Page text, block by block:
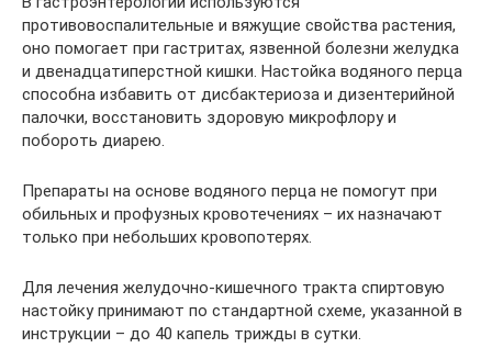
противовоспалительные и вяжущие свойства растения,
оно помогает при гастритах, язвенной болезни желудка
и двенадцатиперстной кишки. Настойка водяного перца
способна избавить от дисбактериоза и дизентерийной
палочки, восстановить здоровую микрофлору и
побороть диарею.
Препараты на основе водяного перца не помогут при
обильных и профузных кровотечениях – их назначают
только при небольших кровопотерях.
Для лечения желудочно-кишечного тракта спиртовую
настойку принимают по стандартной схеме, указанной в
инструкции – до 40 капель трижды в сутки.